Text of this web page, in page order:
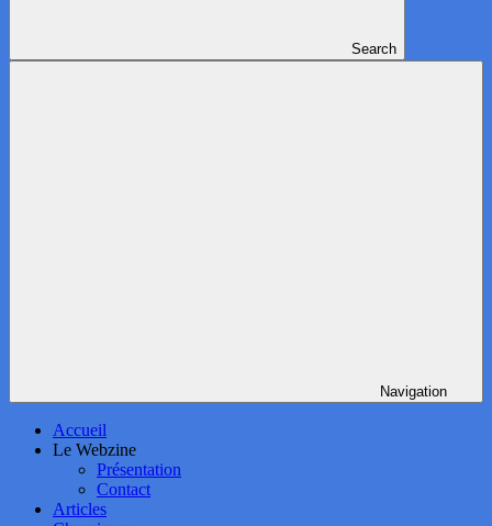
Search
Navigation
Accueil
Le Webzine
Présentation
Contact
Articles